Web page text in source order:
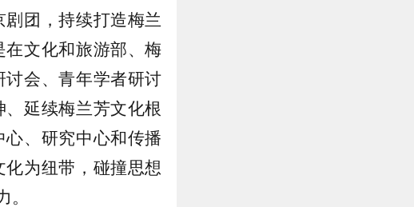
团，持续打造梅兰
文化和旅游部、梅
会、青年学者研讨
延续梅兰芳文化根
、研究中心和传播
为纽带，碰撞思想